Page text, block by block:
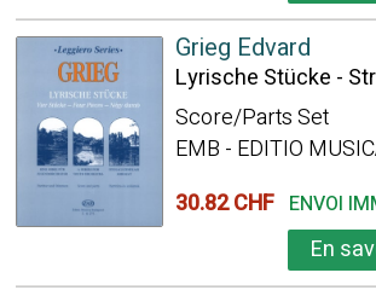
Grieg Edvard
Lyrische Stücke -
Score/Parts Set
EMB - EDITIO
30.82 CHF ENVOI
En